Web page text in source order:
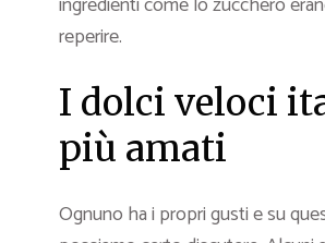
reperire.
I dolci veloci
più amati
Ognuno ha i propri gusti e su